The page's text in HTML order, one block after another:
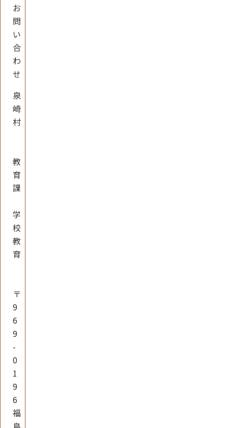
お
問
い
合
わ
せ
泉
崎
村
教
育
課
学
校
教
育
〒
9
6
9
-
0
1
9
6
福